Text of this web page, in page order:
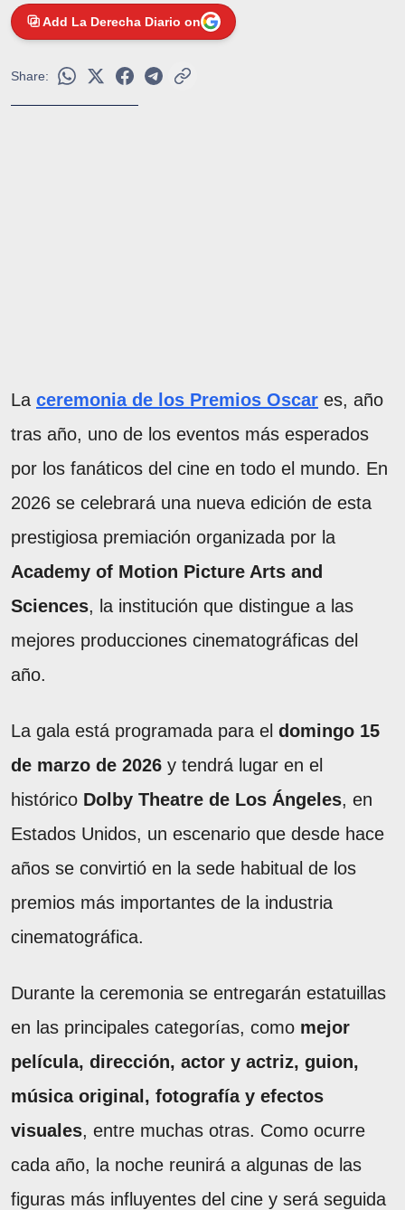
Add La Derecha Diario on
Share:
La ceremonia de los Premios Oscar es, año
tras año, uno de los eventos más esperados
por los fanáticos del cine en todo el mundo. En
2026 se celebrará una nueva edición de esta
prestigiosa premiación organizada por la
Academy of Motion Picture Arts and
Sciences, la institución que distingue a las
mejores producciones cinematográficas del
año.
La gala está programada para el domingo 15
de marzo de 2026 y tendrá lugar en el
histórico Dolby Theatre de Los Ángeles, en
Estados Unidos, un escenario que desde hace
años se convirtió en la sede habitual de los
premios más importantes de la industria
cinematográfica.
Durante la ceremonia se entregarán estatuillas
en las principales categorías, como mejor
película, dirección, actor y actriz, guion,
música original, fotografía y efectos
visuales, entre muchas otras. Como ocurre
cada año, la noche reunirá a algunas de las
figuras más influyentes del cine y será seguida